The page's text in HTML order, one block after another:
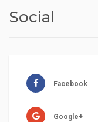
Social
Facebook
Google+